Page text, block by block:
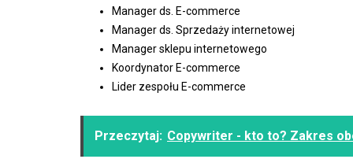
Manager ds. E-commerce
Manager ds. Sprzedaży internetowej
Manager sklepu internetowego
Koordynator E-commerce
Lider zespołu E-commerce
Przeczytaj: Copywriter - kto to? Zakres